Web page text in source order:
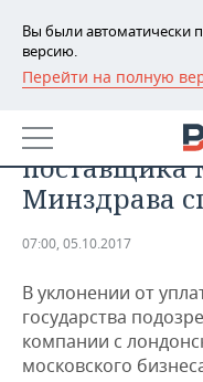
Вы были автоматически
версию.
Перейти на полную
РЕГИОНЫ
БАШКОРТОСТАН
ТАТАРСТАН
НОВОСТИ
АНАЛИТИКА
ДЕКЛАРАЦИИ О
КОРОЛИ
НОВОСТИ
ФИНАНСЫ
ПРОМЫШЛЕННОСТЬ
НОВОСТИ
ПРОМЫШЛЕННОСТИ
НЕДВИЖИМОСТЬ
«Дело
Минздрава
07:00, 05.10.2017
В уклонении от
государства
компании с
московского